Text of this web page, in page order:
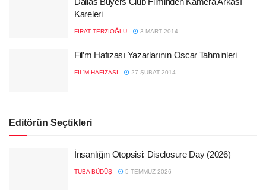
Kareleri
FIRAT TERZIOĞLU 3 MART 2014
Fil’m Hafızası Yazarlarının Oscar Tahminleri
FIL'M HAFIZASI 27 ŞUBAT 2014
Editörün Seçtikleri
İnsanlığın Otopsisi: Disclosure Day (2026)
TUBA BÜDÜŞ 5 TEMMUZ 2026